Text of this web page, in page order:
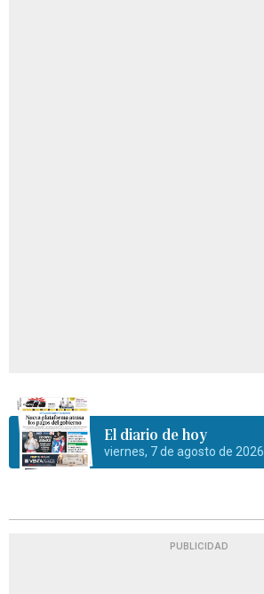
El diario de hoy
viernes, 7 de agosto de 2026
PUBLICIDAD